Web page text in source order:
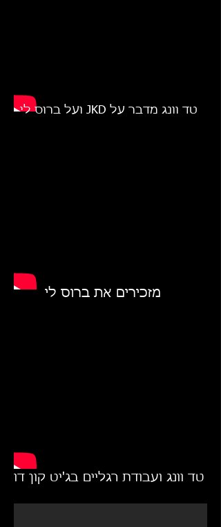
טד וונג מדבר על JKD ועל ברוס לי
מזכירים את ברוס לי
טד וונג ועבודת רגליים בג'יט קון דו